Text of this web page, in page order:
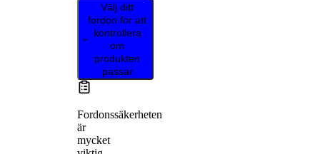
Välj ditt
fordon för att
kontrollera
om
produkten
passar
Fordonssäkerheten
är
mycket